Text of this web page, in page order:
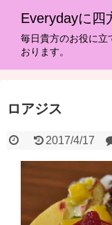
Everydayに四
毎日貴方のお役に立
おります。
ロアジス
2017/4/17